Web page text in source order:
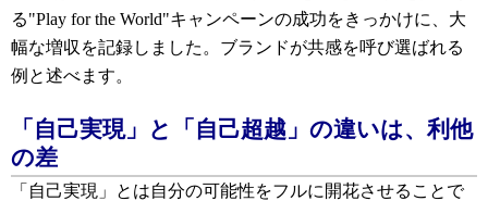
る"Play for the World"キャンペーンの成功をきっかけに、大
幅な増収を記録しました。ブランドが共感を呼び選ばれる
例と述べます。
「自己実現」と「自己超越」の違いは、利他
の差
「自己実現」とは自分の可能性をフルに開花させることで